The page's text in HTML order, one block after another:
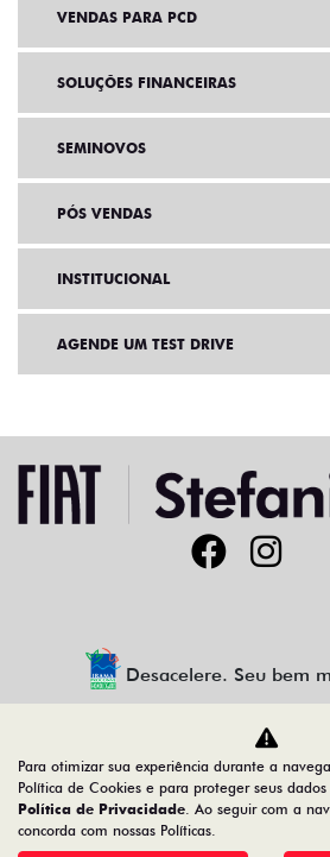
VENDAS PARA PCD
SOLUÇÕES FINANCEIRAS
SEMINOVOS
PÓS VENDAS
INSTITUCIONAL
AGENDE UM TEST DRIVE
Desacelere. Seu bem
Auto GT LTDA
44.810.398/0003-69
Para otimizar sua experiência durante a
Política de Cookies e para proteger seus
Política de Privacidade. Ao seguir com a
concorda com nossas Políticas.